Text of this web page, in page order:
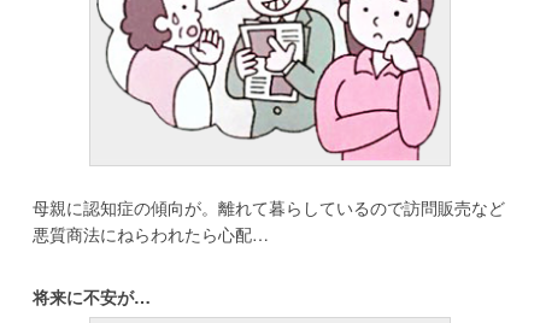
母親に認知症の傾向が。離れて暮らしているので訪問販売など
悪質商法にねらわれたら心配…
将来に不安が…